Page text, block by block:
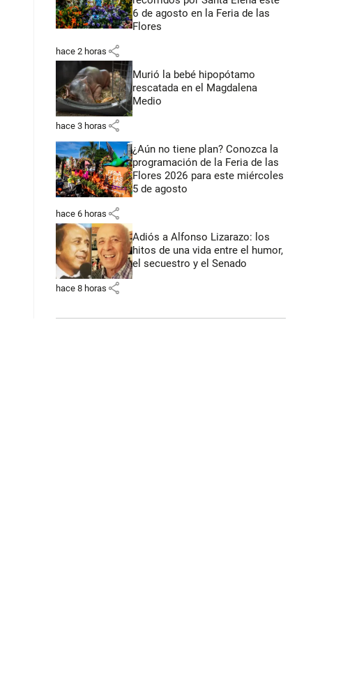
6 de agosto en la Feria de las
Flores
hace 2 horas share
Murió la bebé hipopótamo
rescatada en el Magdalena
Medio
hace 3 horas share
¿Aún no tiene plan? Conozca la
programación de la Feria de las
Flores 2026 para este miércoles
5 de agosto
hace 6 horas share
Adiós a Alfonso Lizarazo: los
hitos de una vida entre el humor,
el secuestro y el Senado
hace 8 horas share